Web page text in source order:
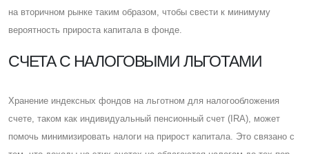
на вторичном рынке таким образом, чтобы свести к минимуму
вероятность прироста капитала в фонде.
CЧЕТА С НАЛОГОВЫМИ ЛЬГОТАМИ
Хранение индексных фондов на льготном для налогообложения
счете, таком как индивидуальный пенсионный счет (IRA), может
помочь минимизировать налоги на прирост капитала. Это связано с